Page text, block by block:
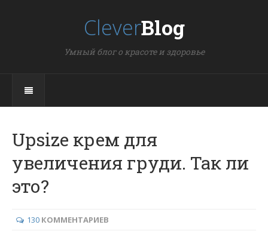
CleverBlog
Умный блог о красоте и здоровье
Upsize крем для
увеличения груди. Так ли
это?
130 КОММЕНТАРИЕВ